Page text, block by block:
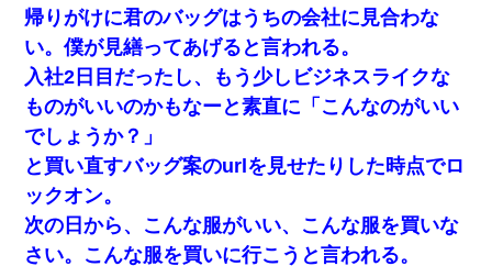
帰りがけに君のバッグはうちの会社に見合わな
い。僕が見繕ってあげると言われる。
入社2日目だったし、もう少しビジネスライクな
ものがいいのかもなーと素直に「こんなのがいい
でしょうか？」
と買い直すバッグ案のurlを見せたりした時点でロ
ックオン。
次の日から、こんな服がいい、こんな服を買いな
さい。こんな服を買いに行こうと言われる。